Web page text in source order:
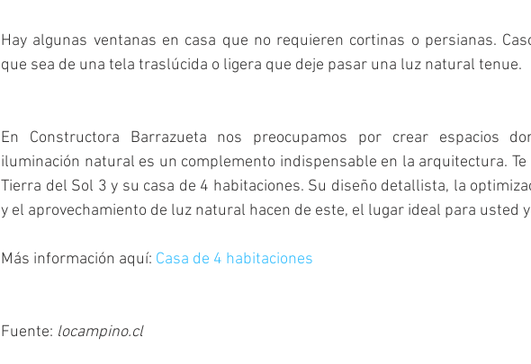
Hay algunas ventanas en casa que no requieren cortinas o persianas.
que sea de una tela traslúcida o ligera que deje pasar una luz natural tenue.
En Constructora Barrazueta nos preocupamos por crear espacios
iluminación natural es un complemento indispensable en la arquitectura. Te
Tierra del Sol 3 y su casa de 4 habitaciones. Su diseño detallista, la
y el aprovechamiento de luz natural hacen de este, el lugar ideal para usted
Más información aquí: Casa de 4 habitaciones
Fuente: locampino.cl